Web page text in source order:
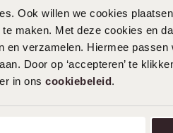
Ook willen we cookies
maken. Met deze cookies en
en verzamelen. Hiermee
Door op ‘accepteren’ te
in ons cookiebeleid.